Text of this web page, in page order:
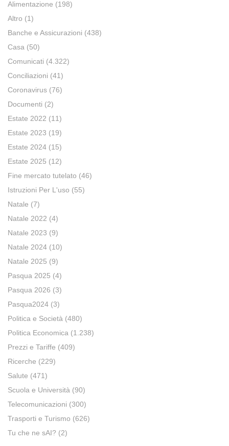
Alimentazione (198)
Altro (1)
Banche e Assicurazioni (438)
Casa (50)
Comunicati (4.322)
Conciliazioni (41)
Coronavirus (76)
Documenti (2)
Estate 2022 (11)
Estate 2023 (19)
Estate 2024 (15)
Estate 2025 (12)
Fine mercato tutelato (46)
Istruzioni Per L'uso (55)
Natale (7)
Natale 2022 (4)
Natale 2023 (9)
Natale 2024 (10)
Natale 2025 (9)
Pasqua 2025 (4)
Pasqua 2026 (3)
Pasqua2024 (3)
Politica e Società (480)
Politica Economica (1.238)
Prezzi e Tariffe (409)
Ricerche (229)
Salute (471)
Scuola e Università (90)
Telecomunicazioni (300)
Trasporti e Turismo (626)
Tu che ne sAI? (2)